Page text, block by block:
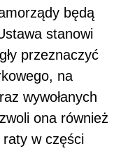
będą
stanowi
przeznaczyć
na
wywołanych
ona również
w części